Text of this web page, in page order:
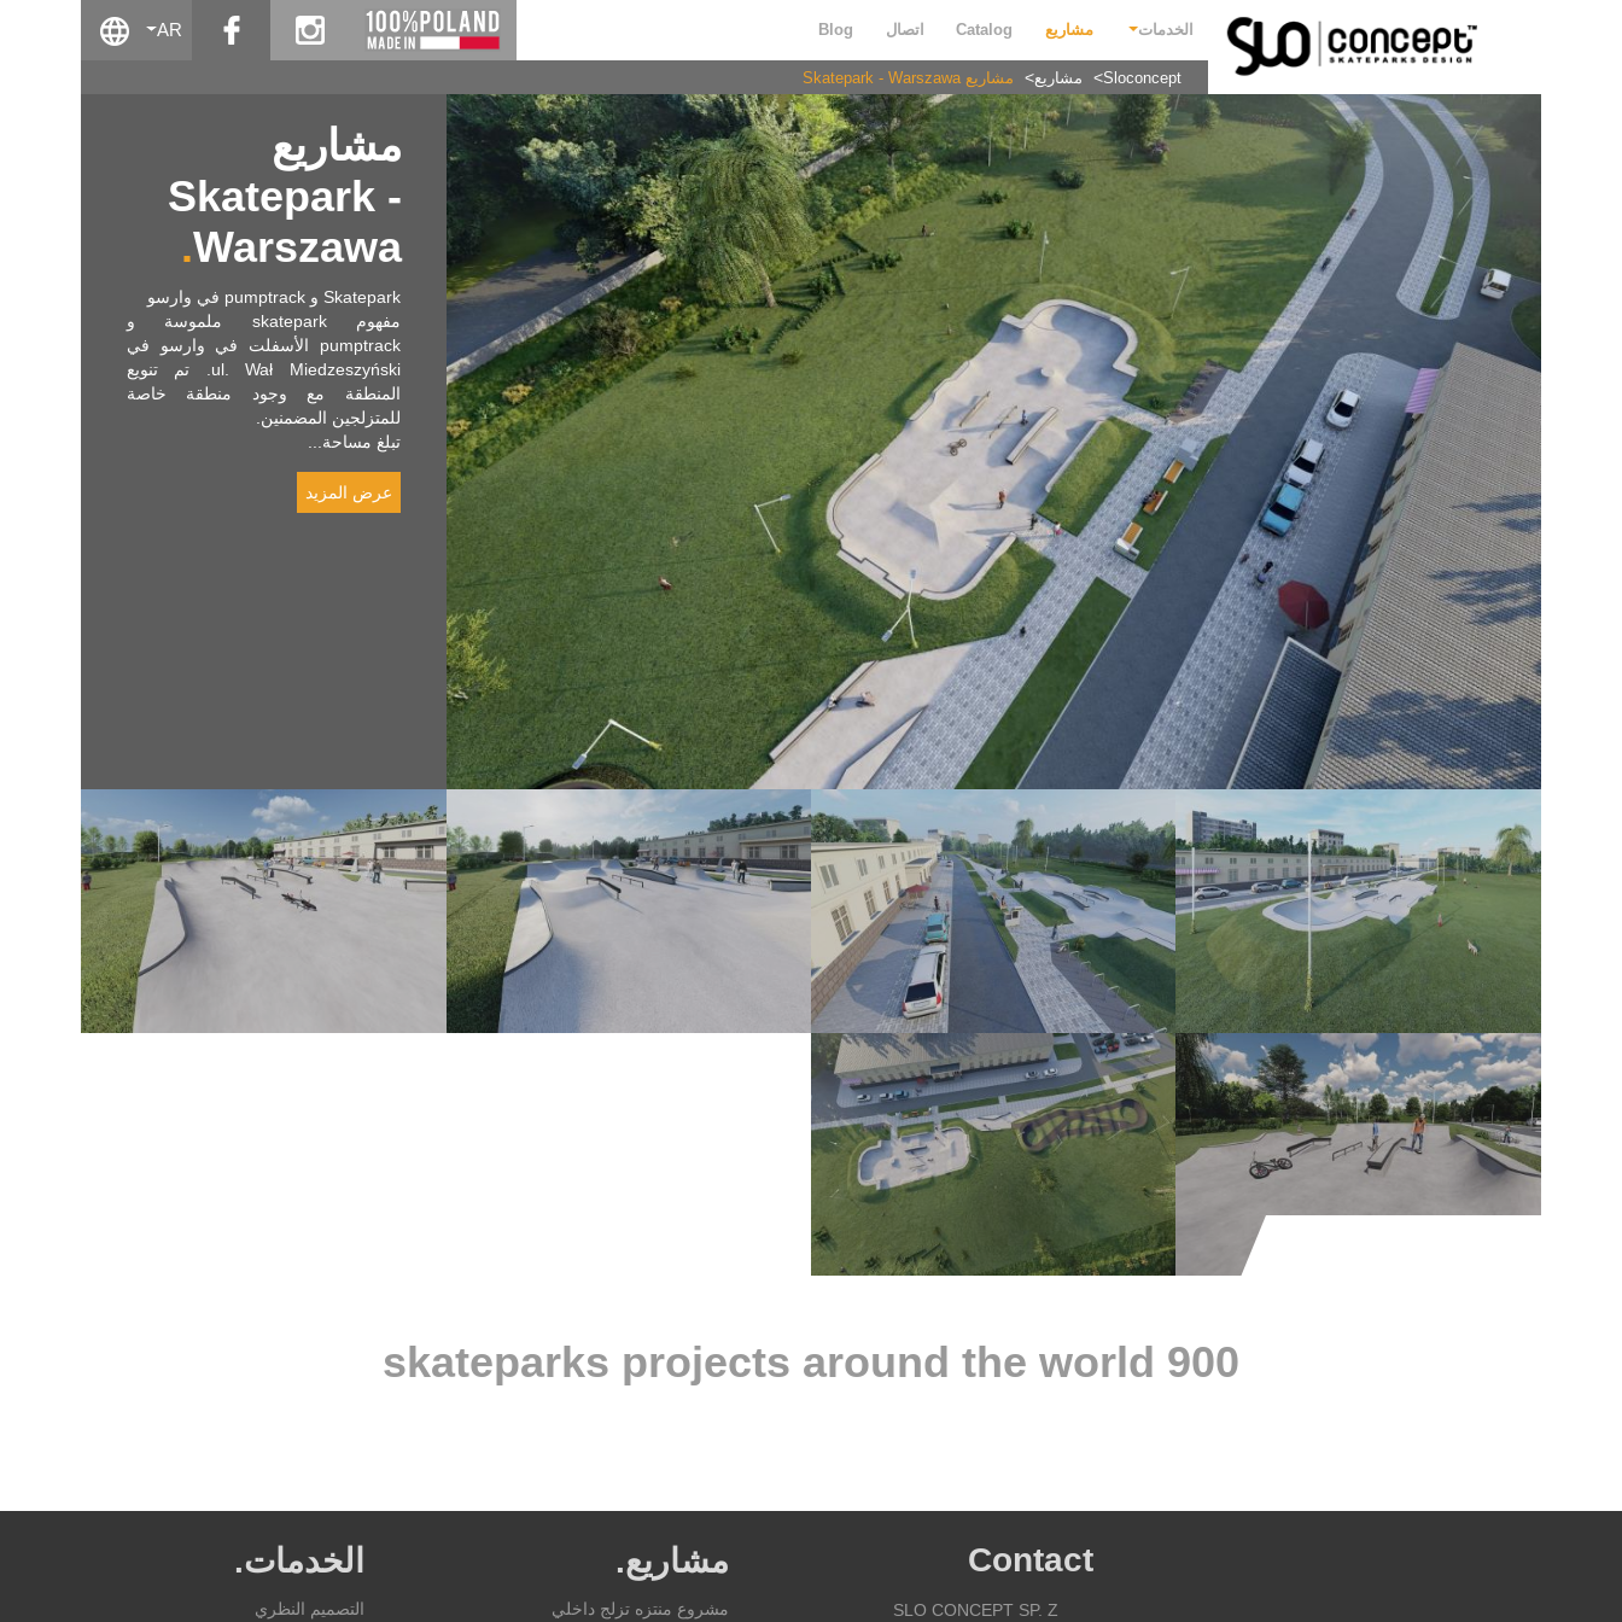
الخدمات مشاريع Catalog اتصال Blog
instagram
AR
Sloconcept مشاريع مشاريع Skatepark - Warszawa
مشاريع
Skatepark -
Warszawa
Skatepark و pumptrack في وارسو
مفهوم skatepark ملموسة و
pumptrack الأسفلت في وارسو في
ul. Wał Miedzeszyński. تم تنويع
المنطقة مع وجود منطقة خاصة
للمتزلجين المضمنين.
تبلغ مساحة...
عرض المزيد
900 skateparks projects around the world
الخدمات.
التصميم النظري
مشاريع.
مشروع منتزه تزلج داخلي
Contact
SLO CONCEPT SP. Z